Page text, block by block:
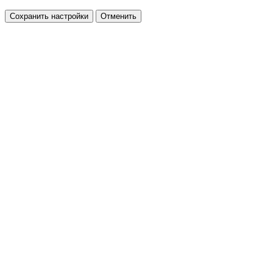
Сохранить настройки Отменить